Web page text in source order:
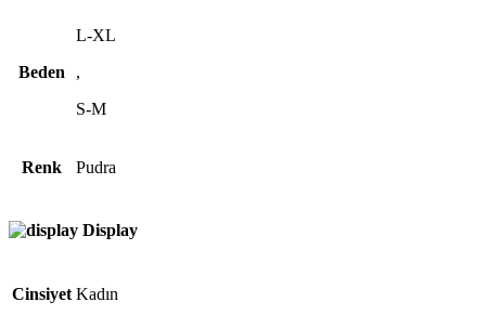
Beden
L-XL
,
S-M
Renk Pudra
Display
Cinsiyet Kadın